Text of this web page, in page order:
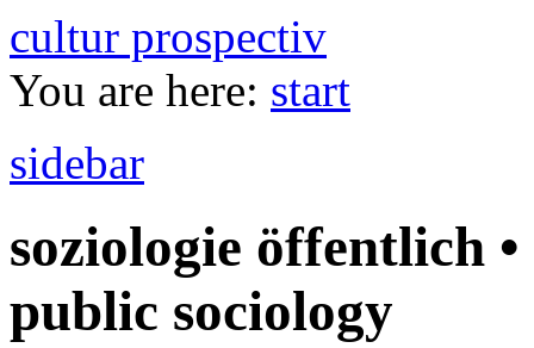
cultur prospectiv
You are here: start
sidebar
soziologie öffentlich
public sociology